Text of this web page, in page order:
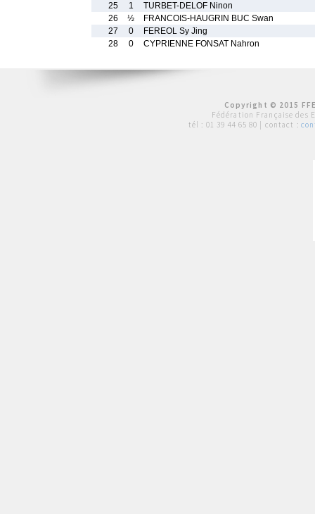
25
1
TURBET-DELOF Ninon
26
½
FRANCOIS-HAUGRIN BUC Swan
27
0
FEREOL Sy Jing
28
0 CYPRIENNE FONSAT Nahron
Copyright © 2015
Fédération Française des
tél : 01 39 44 65 80 | contact :